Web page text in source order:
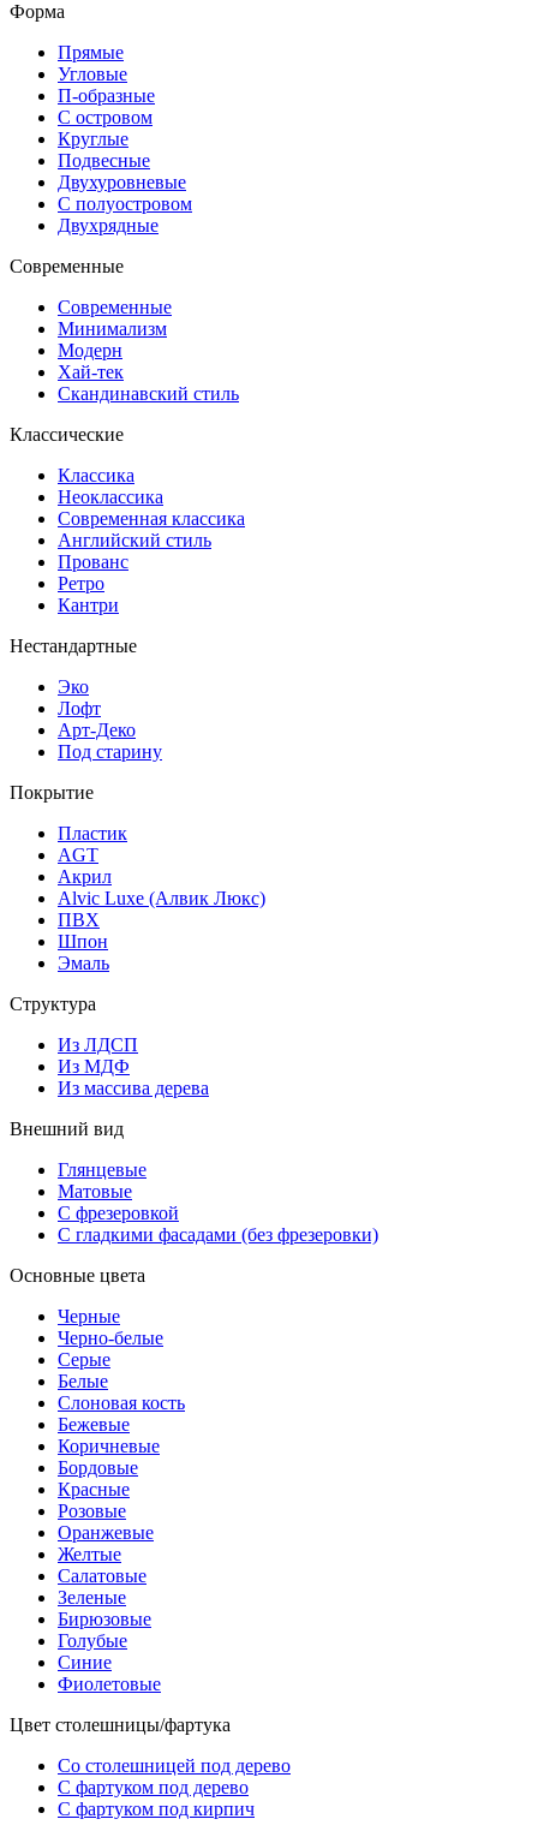
Форма
Прямые
Угловые
П-образные
С островом
Круглые
Подвесные
Двухуровневые
С полуостровом
Двухрядные
Современные
Современные
Минимализм
Модерн
Хай-тек
Скандинавский стиль
Классические
Классика
Неоклассика
Современная классика
Английский стиль
Прованс
Ретро
Кантри
Нестандартные
Эко
Лофт
Арт-Деко
Под старину
Покрытие
Пластик
AGT
Акрил
Alvic Luxe (Алвик Люкс)
ПВХ
Шпон
Эмаль
Структура
Из ЛДСП
Из МДФ
Из массива дерева
Внешний вид
Глянцевые
Матовые
С фрезеровкой
С гладкими фасадами (без фрезеровки)
Основные цвета
Черные
Черно-белые
Серые
Белые
Слоновая кость
Бежевые
Коричневые
Бордовые
Красные
Розовые
Оранжевые
Желтые
Салатовые
Зеленые
Бирюзовые
Голубые
Синие
Фиолетовые
Цвет столешницы/фартука
Со столешницей под дерево
С фартуком под дерево
С фартуком под кирпич